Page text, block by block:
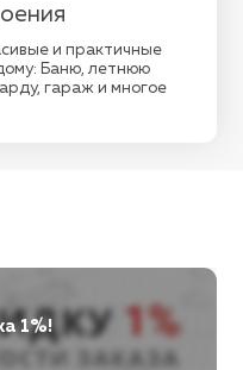
и практичные
Баню, летнюю
гараж и многое
1%!